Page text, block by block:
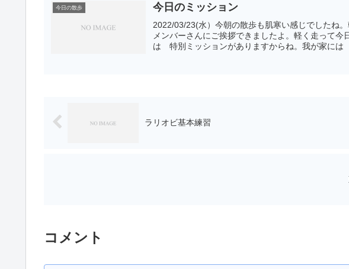
今日の散歩 今日のミッション
2022/03/23(水）今朝の散歩も肌寒い感じでしたね
メンバーさんにご挨拶できましたよ。軽く走って
は 特別ミッションがありますからね。我が家には
ラリオビ基本練習
コメント